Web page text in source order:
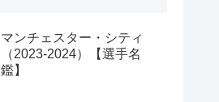
マンチェスター・シティ
（2023-2024）【選手名
鑑】